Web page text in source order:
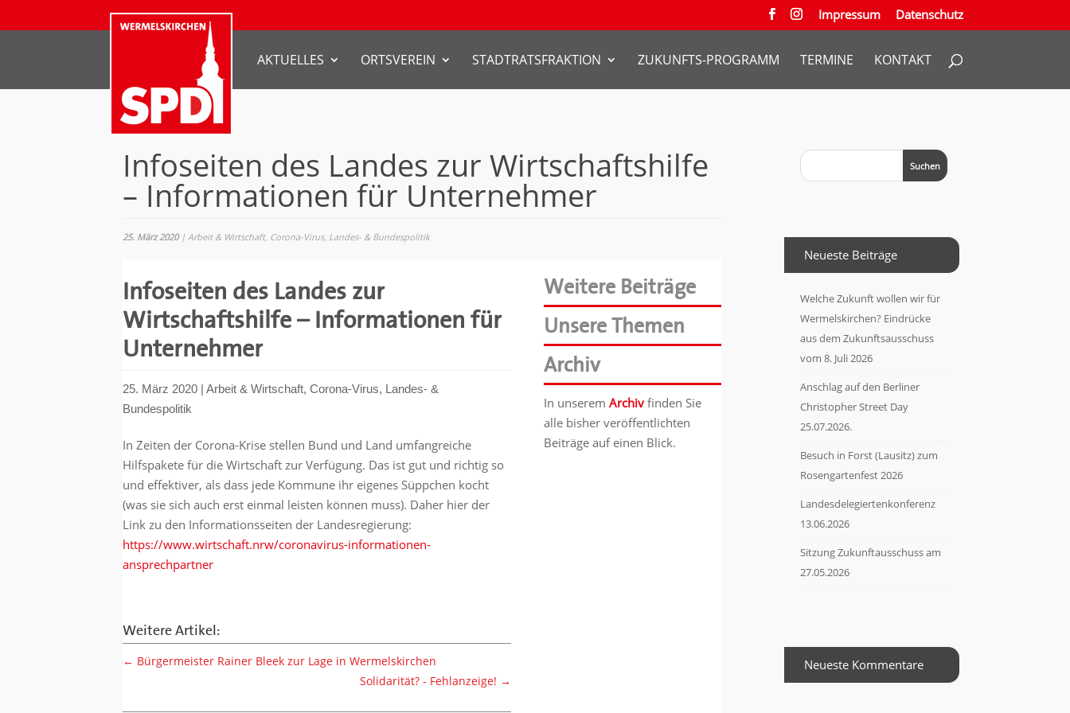
Impressum Datenschutz
AKTUELLES ORTSVEREIN STADTRATSFRAKTION ZUKUNFTS-PROGRAMM TERMINE KONTAKT
Infoseiten des Landes zur Wirtschaftshilfe
– Informationen für Unternehmer
25. März 2020|Arbeit & Wirtschaft, Corona-Virus, Landes- & Bundespolitik
Infoseiten des Landes zur
Wirtschaftshilfe – Informationen für
Unternehmer
25. März 2020 |Arbeit & Wirtschaft,Corona-Virus, Landes- &
Bundespolitik
In Zeiten der Corona-Krise stellen Bund und Land umfangreiche
Hilfspakete für die Wirtschaft zur Verfügung. Das ist gut und richtig so
und effektiver, als dass jede Kommune ihr eigenes Süppchen kocht
(was sie sich auch erst einmal leisten können muss). Daher hier der
Link zu den Informationsseiten der Landesregierung:
https://www.wirtschaft.nrw/coronavirus-informationen-
ansprechpartner
Weitere Artikel:
← Bürgermeister Rainer Bleek zur Lage in Wermelskirchen
Solidarität? - Fehlanzeige! →
Weitere Beiträge
Unsere Themen
Archiv
In unseremArchiv finden Sie
alle bisher veröffentlichten
Beiträge auf einen Blick.
Neueste Beiträge
Welche Zukunft wollen wir für
Wermelskirchen? Eindrücke
aus dem Zukunftsausschuss
vom 8. Juli 2026
Anschlag auf den Berliner
Christopher Street Day
25.07.2026.
Besuch in Forst (Lausitz) zum
Rosengartenfest 2026
Landesdelegiertenkonferenz
13.06.2026
Sitzung Zukunftausschuss am
27.05.2026
Neueste Kommentare